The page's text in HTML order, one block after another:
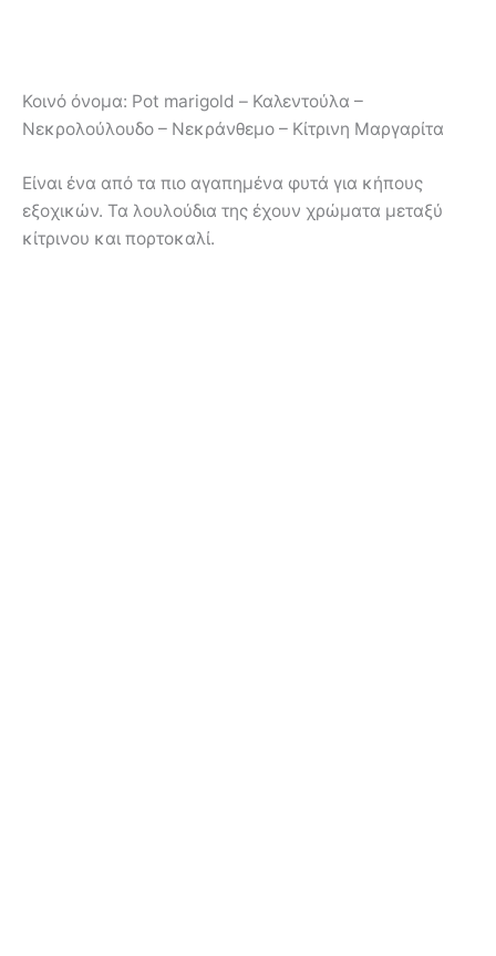
Κοινό όνομα: Pot marigold – Καλεντούλα –
Νεκρολούλουδο – Νεκράνθεμο – Κίτρινη Μαργαρίτα
Είναι ένα από τα πιο αγαπημένα φυτά για κήπους
εξοχικών. Τα λουλούδια της έχουν χρώματα μεταξύ
κίτρινου και πορτοκαλί.